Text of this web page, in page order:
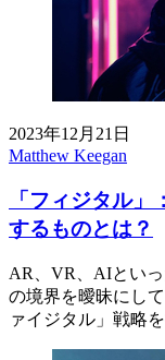
2023年12月21日
Matthew Keegan
「フィジタル
するものとは？
AR、VR、AIとい
の境界を曖昧にし
ァイジタル」戦略